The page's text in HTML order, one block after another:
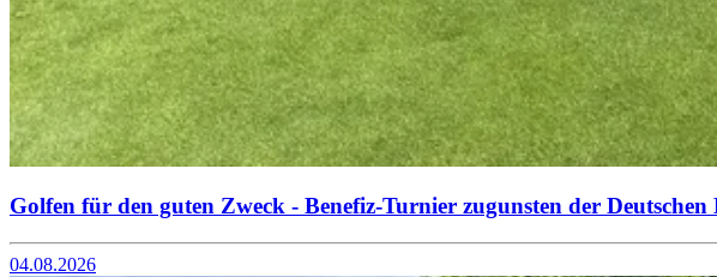
Golfen für den guten Zweck - Benefiz-Turnier zugunsten der Deutschen
04.08.2026